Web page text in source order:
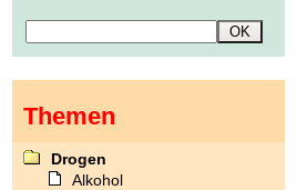
Themen
Drogen
Alkohol